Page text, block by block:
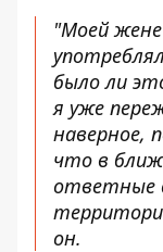
"Моей
было ли
я уже
наверное,
что в
ответные
он.